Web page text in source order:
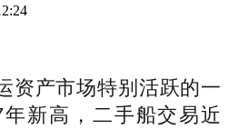
产市场特别活跃的一
新高，二手船交易近